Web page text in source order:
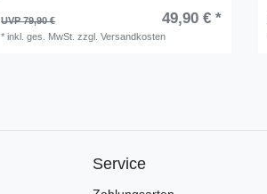
UVP 79,90 € 49,90 € *
*inkl. ges. MwSt. zzgl.Versandkosten
Service